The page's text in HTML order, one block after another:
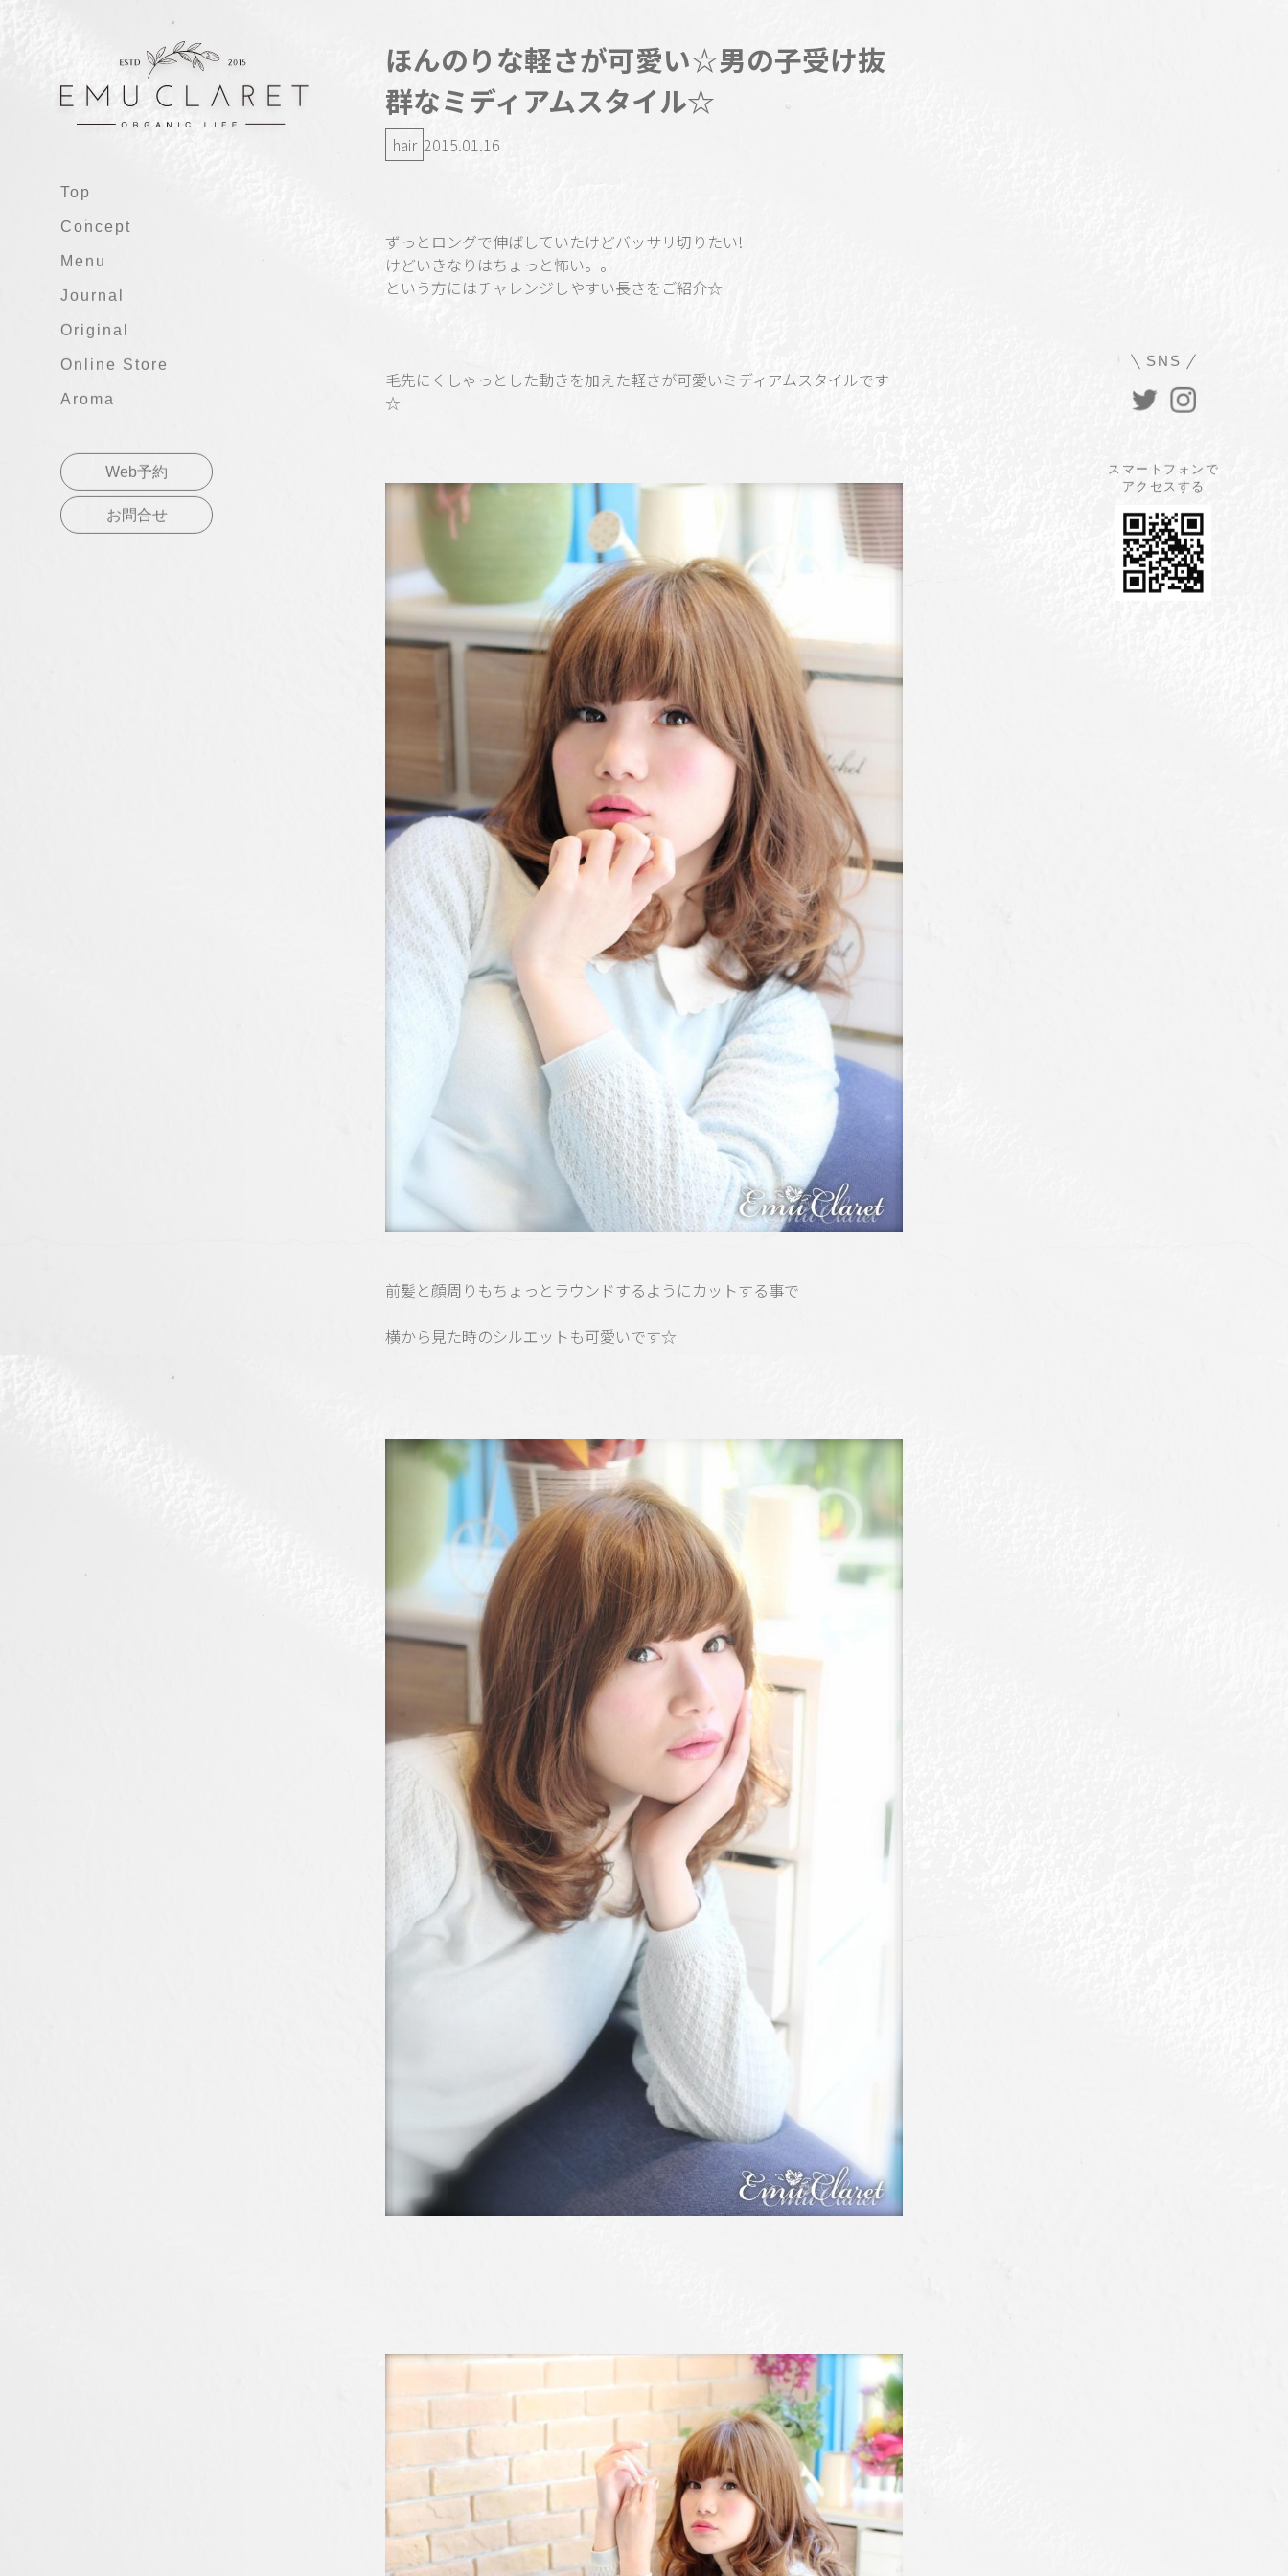
Top
Concept
Menu
Journal
Original
Online Store
Aroma
Web予約
お問合せ
SNS
スマートフォンで
アクセスする
ほんのりな軽さが可愛い☆男の子受け抜
群なミディアムスタイル☆
hair 2015.01.16
ずっとロングで伸ばしていたけどバッサリ切りたい!
けどいきなりはちょっと怖い。。
という方にはチャレンジしやすい長さをご紹介☆
毛先にくしゃっとした動きを加えた軽さが可愛いミディアムスタイルです
☆
前髪と顔周りもちょっとラウンドするようにカットする事で
横から見た時のシルエットも可愛いです☆